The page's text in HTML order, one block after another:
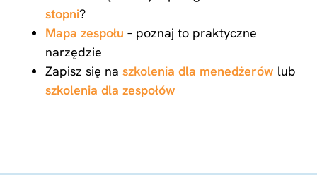
stopni?
Mapa zespołu – poznaj to praktyczne
narzędzie
Zapisz się na szkolenia dla menedżerów lub
szkolenia dla zespołów